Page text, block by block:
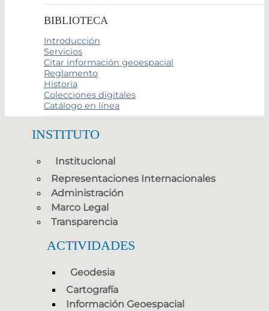
BIBLIOTECA
Introducción
Servicios
Citar información geoespacial
Reglamento
Historia
Colecciones digitales
Catálogo en línea
INSTITUTO
Institucional
Representaciones Internacionales
Administración
Marco Legal
Transparencia
ACTIVIDADES
Geodesia
Cartografía
Información Geoespacial